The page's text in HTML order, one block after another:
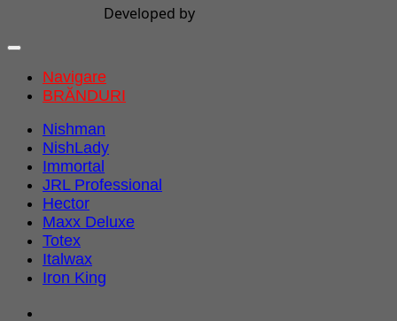
Developed by
Navigare
BRĂNDURI
Nishman
NishLady
Immortal
JRL Professional
Hector
Maxx Deluxe
Totex
Italwax
Iron King